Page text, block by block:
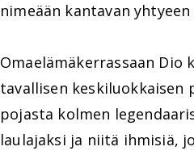
nimeään kantavan yhtyeen
Omaelämäkerrassaan Dio
tavallisen keskiluokkaisen
pojasta kolmen
laulajaksi ja niitä ihmisiä,